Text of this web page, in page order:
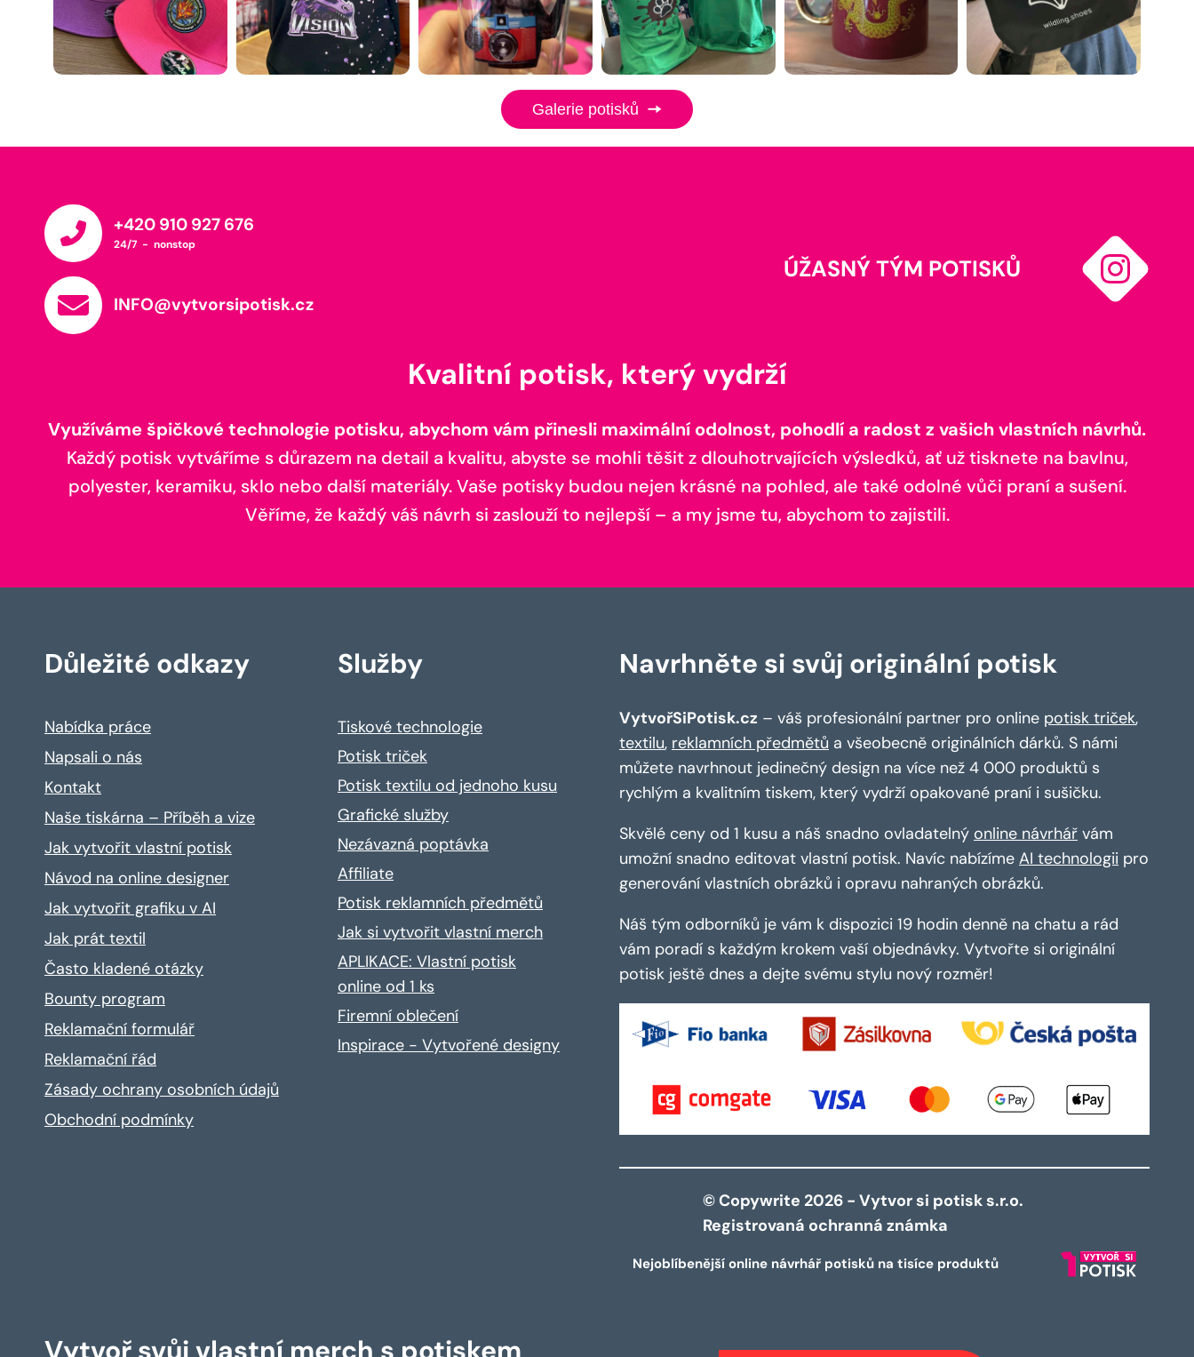
Galerie potisků
+420 910 927 676
24/7 - nonstop
INFO@vytvorsipotisk.cz
ÚŽASNÝ TÝM POTISKŮ
Kvalitní potisk, který vydrží
Využíváme špičkové technologie potisku, abychom vám přinesli maximální odolnost, pohodlí a radost z vašich vlastních návrhů.
Každý potisk vytváříme s důrazem na detail a kvalitu, abyste se mohli těšit z dlouhotrvajících výsledků, ať už tisknete na bavlnu,
polyester, keramiku, sklo nebo další materiály. Vaše potisky budou nejen krásné na pohled, ale také odolné vůči praní a sušení.
Věříme, že každý váš návrh si zaslouží to nejlepší – a my jsme tu, abychom to zajistili.
Důležité odkazy
Nabídka práce
Napsali o nás
Kontakt
Naše tiskárna – Příběh a vize
Jak vytvořit vlastní potisk
Návod na online designer
Jak vytvořit grafiku v AI
Jak prát textil
Často kladené otázky
Bounty program
Reklamační formulář
Reklamační řád
Zásady ochrany osobních údajů
Obchodní podmínky
Služby
Tiskové technologie
Potisk triček
Potisk textilu od jednoho kusu
Grafické služby
Nezávazná poptávka
Affiliate
Potisk reklamních předmětů
Jak si vytvořit vlastní merch
APLIKACE: Vlastní potisk
online od 1 ks
Firemní oblečení
Inspirace - Vytvořené designy
Navrhněte si svůj originální potisk
VytvořSiPotisk.cz – váš profesionální partner pro online potisk triček,
textilu, reklamních předmětů a všeobecně originálních dárků. S námi
můžete navrhnout jedinečný design na více než 4 000 produktů s
rychlým a kvalitním tiskem, který vydrží opakované praní i sušičku.
Skvělé ceny od 1 kusu a náš snadno ovladatelný online návrhář vám
umožní snadno editovat vlastní potisk. Navíc nabízíme AI technologii pro
generování vlastních obrázků i opravu nahraných obrázků.
Náš tým odborníků je vám k dispozici 19 hodin denně na chatu a rád
vám poradí s každým krokem vaší objednávky. Vytvořte si originální
potisk ještě dnes a dejte svému stylu nový rozměr!
© Copywrite 2026 - Vytvor si potisk s.r.o.
Registrovaná ochranná známka
Nejoblíbenější online návrhář potisků na tisíce produktů